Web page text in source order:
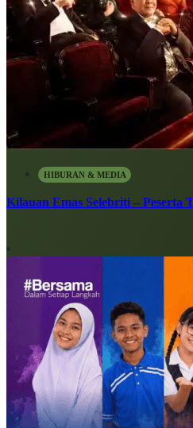
HIBURAN & MEDIA
Kilauan Emas Selebriti –